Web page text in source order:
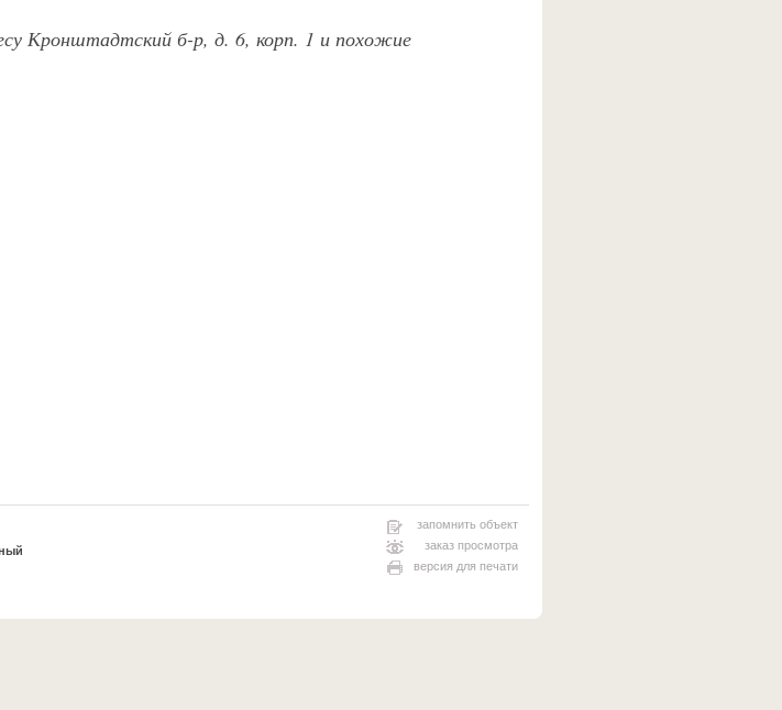
Кронштадтский б-р, д. 6, корп. 1 и похожие
запомнить объект
заказ просмотра
версия для печати